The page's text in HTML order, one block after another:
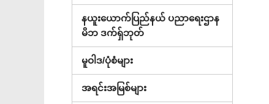
နယူးယောက်ပြည်နယ် ပညာရေးဌာန
မိဘ ဒက်ရှ်ဘုတ်(ပြတင်းပေါက်
အသစ်
ဖွင့်
ထား)
မူဝါဒ/ပုံစံများ
အရင်းအမြစ်များ